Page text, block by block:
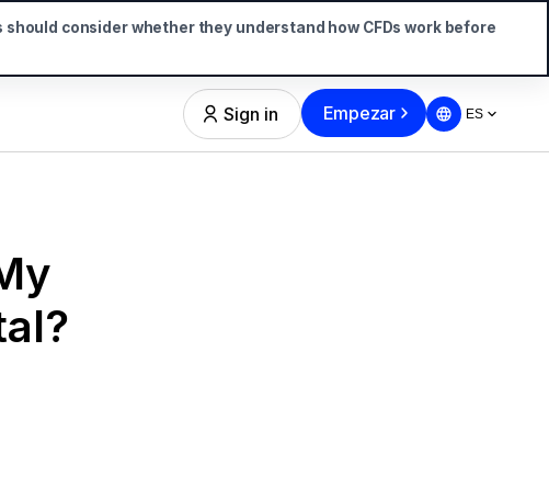
Sign in Empezar ES
should consider whether they understand how CFDs work before